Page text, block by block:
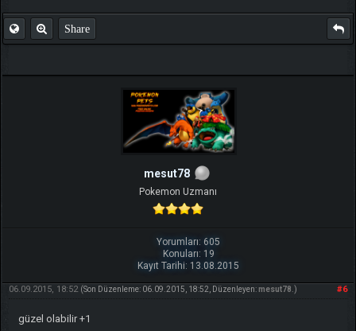
Share
mesut78
Pokemon Uzmanı
Yorumları: 605
Konuları: 19
Kayıt Tarihi: 13.08.2015
#6
06.09.2015, 18:52 (Son Düzenleme: 06.09.2015, 18:52, Düzenleyen:mesut78 .)
güzel olabilir +1